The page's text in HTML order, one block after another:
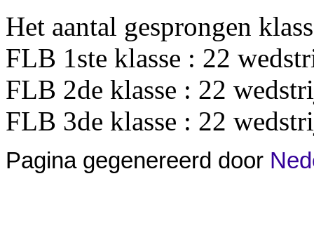
Het aantal gesprongen
FLB 1ste klasse : 22
FLB 2de klasse : 22
FLB 3de klasse : 22
Pagina gegenereerd door